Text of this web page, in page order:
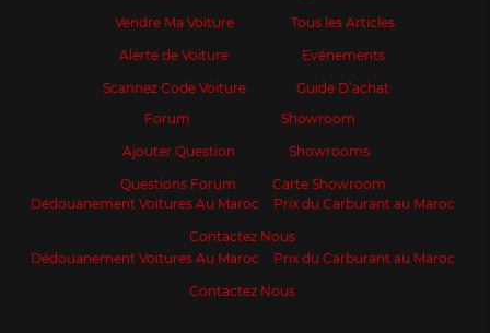
Vendre Ma Voiture
Alerte de Voiture
Scannez Code Voiture
Tous les Articles
Evénements
Guide D’achat
Forum
Ajouter Question
Questions Forum
Showroom
Showrooms
Carte Showroom
Dédouanement Voitures Au Maroc
Prix du Carburant au Maroc
Contactez Nous
Dédouanement Voitures Au Maroc
Prix du Carburant au Maroc
Contactez Nous